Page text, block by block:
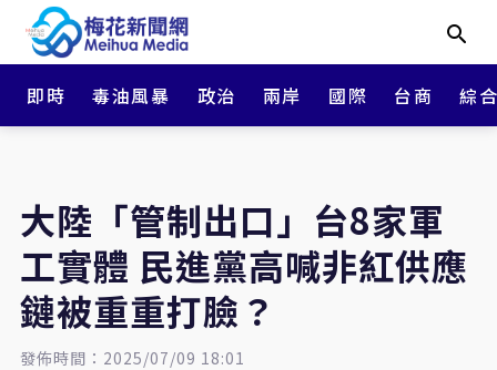
即時 毒油風暴 政治 兩岸 國際 台商 綜
大陸「管制出口」台8家軍
工實體 民進黨高喊非紅供應
鏈被重重打臉？
發佈時間：2025/07/09 18:01